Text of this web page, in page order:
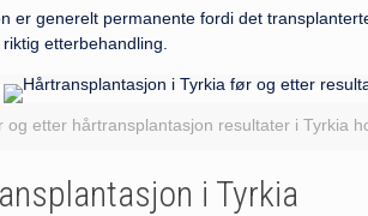
er generelt permanente fordi det
etterbehandling.
og etter hårtransplantasjon resultater i Tyrkia
i Tyrkia